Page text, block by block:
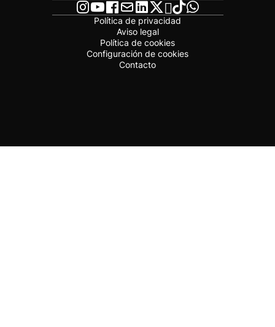
Política de privacidad
Aviso legal
Política de cookies
Configuración de cookies
Contacto